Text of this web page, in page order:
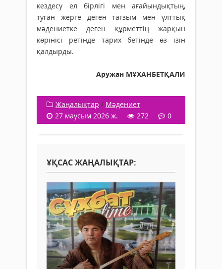
кездесу ел бірлігі мен ағайындықтың,
туған жерге деген тағзым мен ұлттық
мәдениетке деген құрметтің жарқын
көрінісі ретінде тарих бетінде өз ізін
қалдырды.
Аружан МҰХАНБЕТҚАЛИ
Жаңалықтар / Мәдениет
27 маусым 2026 ж.
272 0
ҰҚСАС ЖАҢАЛЫҚТАР: